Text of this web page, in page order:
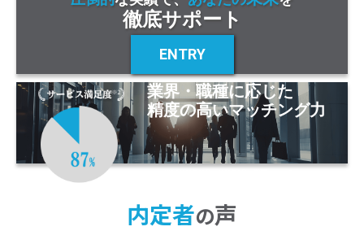
徹底サポート
ENTRY
業界・職種に応じた
精度の高いマッチング力
内定者の声